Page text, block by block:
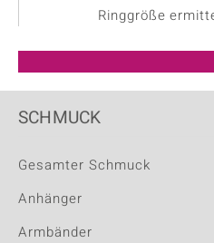
Ringgröße
SCHMUCK
Gesamter Schmuck
Anhänger
Armbänder